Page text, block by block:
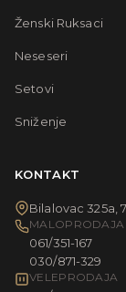
Ženski Ruksaci
Neseseri
Setovi
Sniženje
KONTAKT
Bilalovac 325a,
MALOPRODAJA
061/351-167
030/871-329
VELEPRODAJA